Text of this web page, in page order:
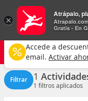
San Juan ciudad
Gastronomía
Filtrar 1
1 filtros aplicados
×
Atrápalo,
Gratis - En
Accede a
email. Activar